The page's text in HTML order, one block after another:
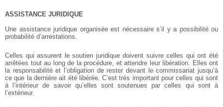
ASSISTANCE JURIDIQUE
Une assistance juridique organisée est nécessaire s’il y a possibilité ou
probabilité d’arrestations.
Celles qui assurent le soutien juridique doivent suivre celles qui ont été
arrêtées tout au long de la procédure, et attendre leur libération. Elles ont
la responsabilité et l’obligation de rester devant le commissariat jusqu’à
ce que la dernière ait été libérée. C’est très important pour celles qui sont
à l’intérieur de savoir qu’elles sont soutenues par celles qui sont à
l’extérieur.